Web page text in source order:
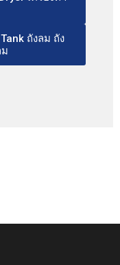
Tank ถังลม ถัง